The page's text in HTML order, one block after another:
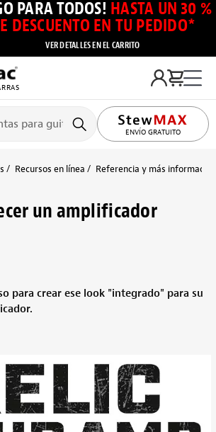
PARA TODOS! HASTA UN 30 %
DESCUENTO EN TU PEDIDO*
VER DETALLES EN EL CARRITO
ENVÍO GRATUITO
Recursos en línea Referencia y más información
un amplificador
para crear ese look "integrado" para su